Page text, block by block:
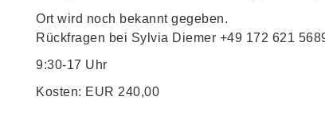
Ort wird noch bekannt gegeben.
Rückfragen bei Sylvia Diemer +49 172 621
9:30-17 Uhr
Kosten: EUR 240,00